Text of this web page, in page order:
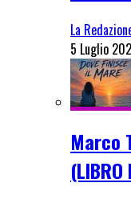
La
5 Luglio
Marco
(LIBRO